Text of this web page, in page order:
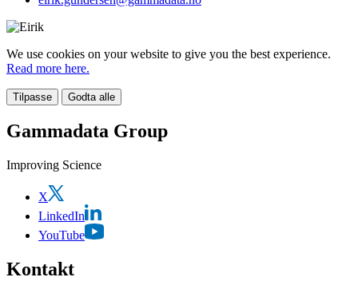
We use cookies on your website to give you the best experience.
Read more here.
Tilpasse Godta alle
Gammadata Group
Improving Science
X
LinkedIn
YouTube
Kontakt